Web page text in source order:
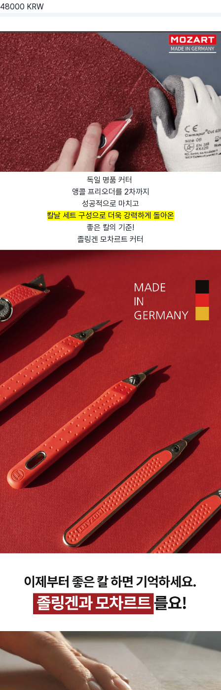
48000 KRW
독일 명품 커터
앵콜 프리오더를 2차까지
성공적으로 마치고
칼날 세트 구성으로 더욱 강력하게 돌아온
좋은 칼의 기준!
졸링겐 모차르트 커터